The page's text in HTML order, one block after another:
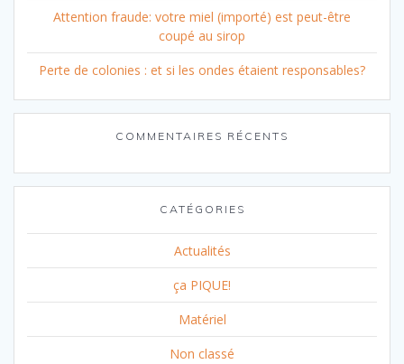
Attention fraude: votre miel (importé) est peut-être
coupé au sirop
Perte de colonies : et si les ondes étaient responsables?
COMMENTAIRES RÉCENTS
CATÉGORIES
Actualités
ça PIQUE!
Matériel
Non classé